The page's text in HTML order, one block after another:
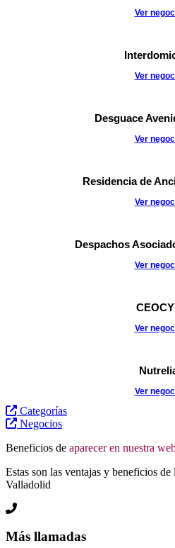
Ver
Ver
Desguace
Ver
Residencia de
Ver
Despachos
Ver
Ver
Ver
Categorías
Negocios
Beneficios de aparecer en nuestra
Estas son las ventajas y beneficios
Valladolid
Más llamadas